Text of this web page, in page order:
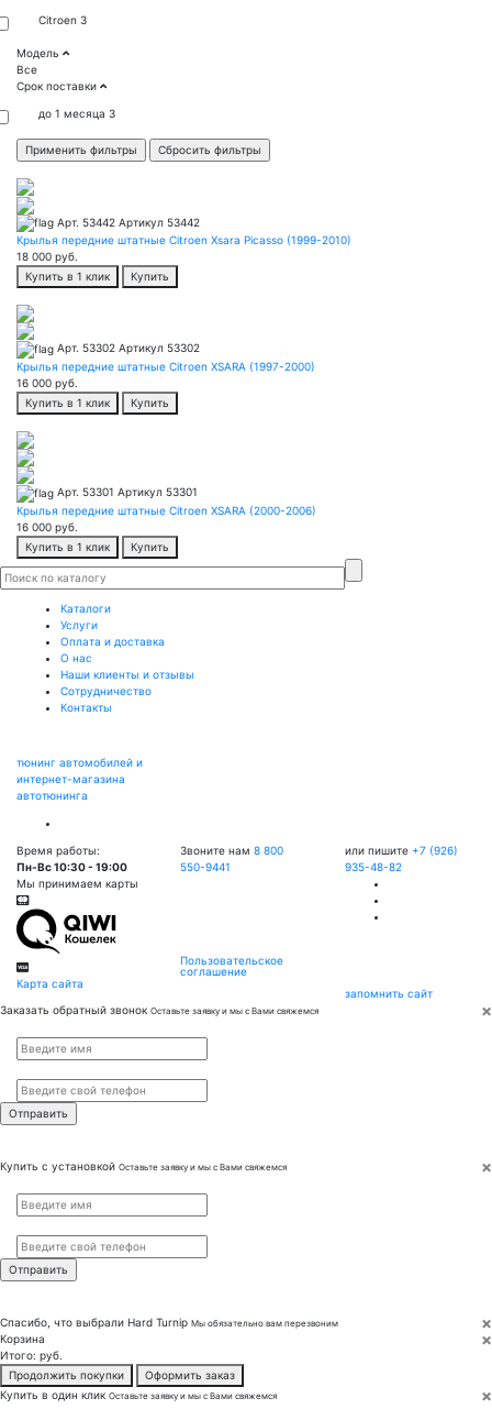
Citroen 3
Модель
Все
Срок поставки
до 1 месяца 3
Арт. 53442 Артикул 53442
Крылья передние штатные Citroen Xsara Picasso (1999-2010)
18 000 руб.
Купить в 1 клик
Купить
Арт. 53302 Артикул 53302
Крылья передние штатные Citroen XSARA (1997-2000)
16 000 руб.
Купить в 1 клик
Купить
Арт. 53301 Артикул 53301
Крылья передние штатные Citroen XSARA (2000-2006)
16 000 руб.
Купить в 1 клик
Купить
Каталоги
Услуги
Оплата и доставка
О нас
Наши клиенты и отзывы
Сотрудничество
Контакты
тюнинг автомобилей и
интернет-магазина
автотюнинга
Время работы:
Пн-Вс 10:30 - 19:00
Мы принимаем карты
Карта сайта
Звоните нам 8 800
550-9441
Пользовательское
соглашение
или пишите +7 (926)
935-48-82
запомнить сайт
×
Заказать обратный звонок Оставьте заявку и мы с Вами свяжемся
×
Купить с установкой Оставьте заявку и мы с Вами свяжемся
×
Спасибо, что выбрали Hard Turnip Мы обязательно вам перезвоним
×
Корзина
Итого: руб.
Продолжить покупки
Оформить заказ
×
Купить в один клик Оставьте заявку и мы с Вами свяжемся